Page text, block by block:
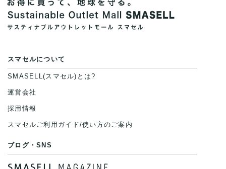
スマセルについて
SMASELL(スマセル)とは?
運営会社
採用情報
スマセルご利用ガイド/使い方のご案内
ブログ・SNS